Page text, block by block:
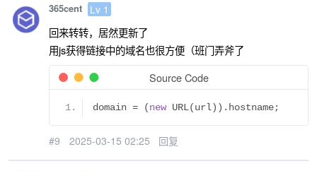
365cent Lv 1
回来转转，居然更新了
用js获得链接中的域名也很方便（班门弄斧了
Source Code
domain = (new URL(url)). hostname;
#9 2025-03-15 02:25 回复